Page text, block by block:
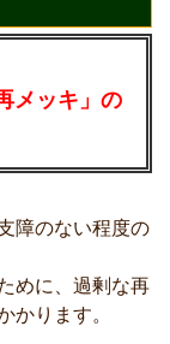
メッキ」の
障のない程度の
めに、過剰な再
かります。